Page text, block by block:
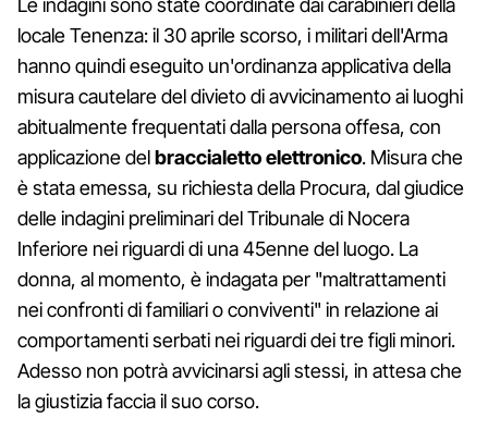
Le indagini sono state coordinate dai carabinieri della
locale Tenenza: il 30 aprile scorso, i militari dell'Arma
hanno quindi eseguito un'ordinanza applicativa della
misura cautelare del divieto di avvicinamento ai luoghi
abitualmente frequentati dalla persona offesa, con
applicazione delbraccialetto elettronico. Misura che
è stata emessa, su richiesta della Procura, dal giudice
delle indagini preliminari del Tribunale di Nocera
Inferiore nei riguardi di una 45enne del luogo. La
donna, al momento, è indagata per "maltrattamenti
nei confronti di familiari o conviventi" in relazione ai
comportamenti serbati nei riguardi dei tre figli minori.
Adesso non potrà avvicinarsi agli stessi, in attesa che
la giustizia faccia il suo corso.